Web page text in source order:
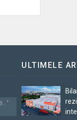
ULTIMELE